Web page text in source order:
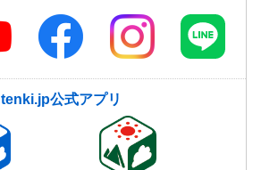
tenki.jp公式アプリ